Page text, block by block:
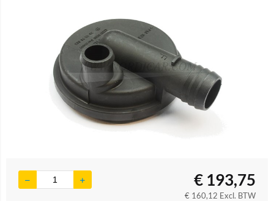
€ 193,75
€ 160,12 Excl. BTW